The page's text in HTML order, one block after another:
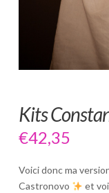
Kits
€42,35
Voici donc ma
Castronovo
et